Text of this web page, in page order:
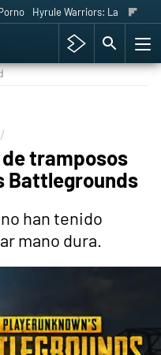
Hyrule Warriors: La Era del
tramposos
Battlegrounds
han tenido
mano dura.